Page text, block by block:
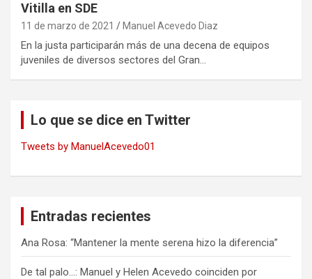
Vitilla en SDE
11 de marzo de 2021 Manuel Acevedo Diaz
En la justa participarán más de una decena de equipos
juveniles de diversos sectores del Gran…
Lo que se dice en Twitter
Tweets by ManuelAcevedo01
Entradas recientes
Ana Rosa: “Mantener la mente serena hizo la diferencia”
De tal palo…: Manuel y Helen Acevedo coinciden por